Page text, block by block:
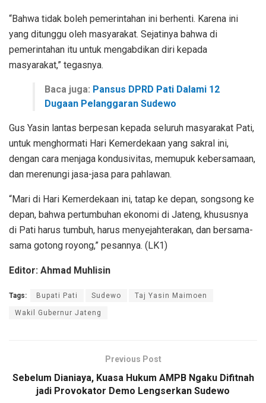
“Bahwa tidak boleh pemerintahan ini berhenti. Karena ini
yang ditunggu oleh masyarakat. Sejatinya bahwa di
pemerintahan itu untuk mengabdikan diri kepada
masyarakat,” tegasnya.
Baca juga: Pansus DPRD Pati Dalami 12
Dugaan Pelanggaran Sudewo
Gus Yasin lantas berpesan kepada seluruh masyarakat Pati,
untuk menghormati Hari Kemerdekaan yang sakral ini,
dengan cara menjaga kondusivitas, memupuk kebersamaan,
dan merenungi jasa-jasa para pahlawan.
“Mari di Hari Kemerdekaan ini, tatap ke depan, songsong ke
depan, bahwa pertumbuhan ekonomi di Jateng, khususnya
di Pati harus tumbuh, harus menyejahterakan, dan bersama-
sama gotong royong,” pesannya. (LK1)
Editor: Ahmad Muhlisin
Tags: Bupati Pati Sudewo Taj Yasin Maimoen
Wakil Gubernur Jateng
Previous Post
Sebelum Dianiaya, Kuasa Hukum AMPB Ngaku Difitnah
jadi Provokator Demo Lengserkan Sudewo